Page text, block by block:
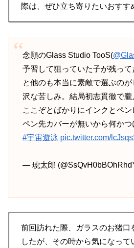
際は、ぜひ立ち寄りたいおすす
念願のGlass Studio TooS(
予習して狙っていた子が残っ
と他のも本当に素敵で選ぶの
沢な苦しみ。結局初志貫徹で朧
ここぞとばかりにインクとペン
ペン先カバーが無いから何かつ
#宇宙遊泳 pic.twitter.com/
— 琥太郎
前回訪れた際、ガラスのお猪口
したが、その時から気になって